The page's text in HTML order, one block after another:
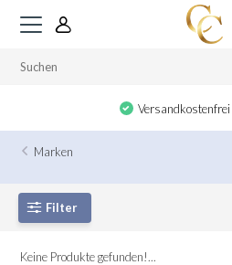
Marken
Filter
Keine Produkte gefunden!...